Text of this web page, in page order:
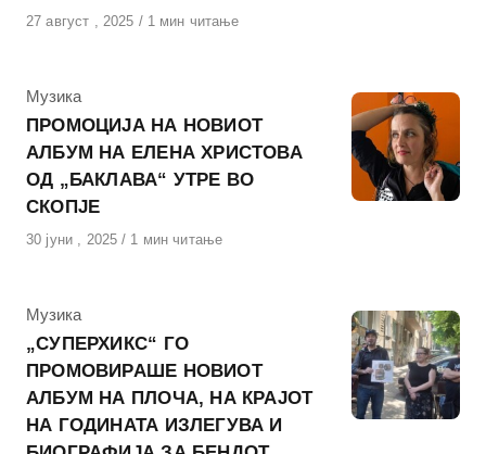
Објавено
27 август , 2025 1 мин читање
КАтегорија
Музика
ПРОМОЦИЈА НА НОВИОТ
АЛБУМ НА ЕЛЕНА ХРИСТОВА
ОД „БАКЛАВА“ УТРЕ ВО
СКОПЈЕ
Објавено
30 јуни , 2025 1 мин читање
КАтегорија
Музика
„СУПЕРХИКС“ ГО
ПРОМОВИРАШЕ НОВИОТ
АЛБУМ НА ПЛОЧА, НА КРАЈОТ
НА ГОДИНАТА ИЗЛЕГУВА И